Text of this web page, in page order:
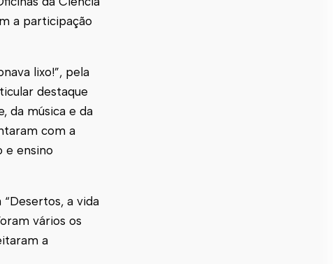
a participação
lixo!”, pela
destaque
da música e da
com a
e ensino
a vida
vários os
a